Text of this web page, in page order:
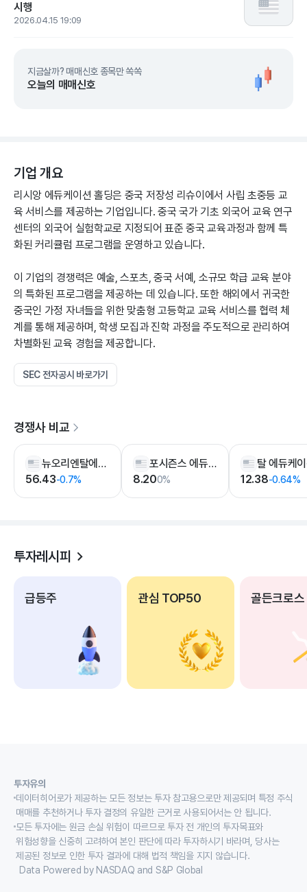
시행
2026.04.15 19:09
지금살까? 매매신호 종목만 쏙쏙
오늘의 매매신호
기업 개요
리시앙 에듀케이션 홀딩은 중국 저장성 리슈이에서 사립 초중등 교
육 서비스를 제공하는 기업입니다. 중국 국가 기초 외국어 교육 연구
센터의 외국어 실험학교로 지정되어 표준 중국 교육과정과 함께 특
화된 커리큘럼 프로그램을 운영하고 있습니다.
이 기업의 경쟁력은 예술, 스포츠, 중국 서예, 소규모 학급 교육 분야
의 특화된 프로그램을 제공하는 데 있습니다. 또한 해외에서 귀국한
중국인 가정 자녀들을 위한 맞춤형 고등학교 교육 서비스를 협력 체
계를 통해 제공하며, 학생 모집과 진학 과정을 주도적으로 관리하여
차별화된 교육 경험을 제공합니다.
SEC 전자공시 바로가기
경쟁사 비교
뉴오리엔탈에듀케이션
56.43-0.7%
포시즌스 에듀케이션
8.200% 12.38-0.64%
투자레시피
급등주 관심 TOP50 골든크로스
투자유의
데이터히어로가 제공하는 모든 정보는 투자 참고용으로만 제공되며 특정 주식
매매를 추천하거나 투자 결정의 유일한 근거로 사용되어서는 안 됩니다.
모든 투자에는 원금 손실 위험이 따르므로 투자 전 개인의 투자목표와
위험성향을 신중히 고려하여 본인 판단에 따라 투자하시기 바라며, 당사는
제공된 정보로 인한 투자 결과에 대해 법적 책임을 지지 않습니다.
Data Powered by NASDAQ and S&P Global